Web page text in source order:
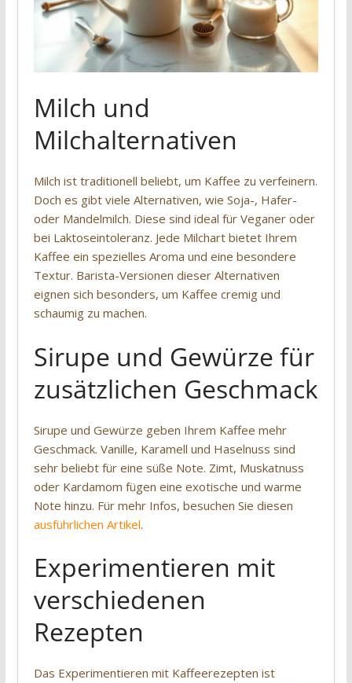
Milch und
Milchalternativen
Milch ist traditionell beliebt, um Kaffee zu verfeinern.
Doch es gibt viele Alternativen, wie Soja-, Hafer-
oder Mandelmilch. Diese sind ideal für Veganer oder
bei Laktoseintoleranz. Jede Milchart bietet Ihrem
Kaffee ein spezielles Aroma und eine besondere
Textur. Barista-Versionen dieser Alternativen
eignen sich besonders, um Kaffee cremig und
schaumig zu machen.
Sirupe und Gewürze für
zusätzlichen Geschmack
Sirupe und Gewürze geben Ihrem Kaffee mehr
Geschmack. Vanille, Karamell und Haselnuss sind
sehr beliebt für eine süße Note. Zimt, Muskatnuss
oder Kardamom fügen eine exotische und warme
Note hinzu. Für mehr Infos, besuchen Sie diesen
ausführlichen Artikel.
Experimentieren mit
verschiedenen
Rezepten
Das Experimentieren mit Kaffeerezepten ist